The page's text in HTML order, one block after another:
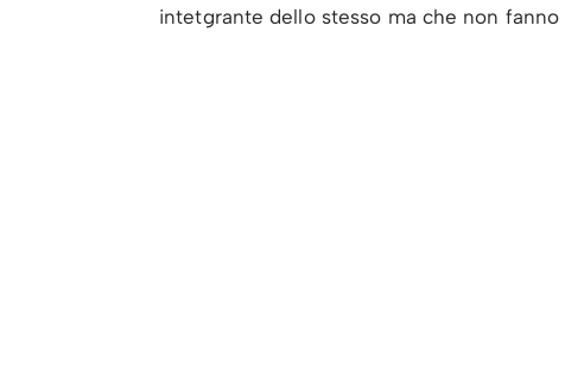
intetgrante dello stesso ma che non fanno